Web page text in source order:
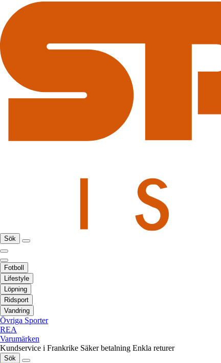
Sök
Fotboll
Lifestyle
Löpning
Ridsport
Vandring
Övriga Sporter
REA
Varumärken
Kundservice i Frankrike Säker betalning Enkla returer
Sök